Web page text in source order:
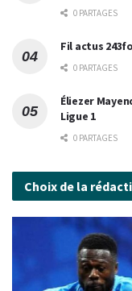
0 PARTAGES
Fil actus
0 PARTAGES
Éliezer
Ligue 1
0 PARTAGES
Choix de la